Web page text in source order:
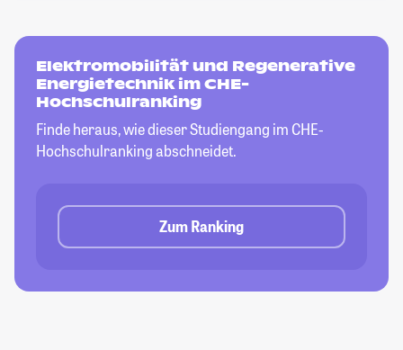
Elektromobilität und Regenerative
Energietechnik im CHE-
Hochschulranking
Finde heraus, wie dieser Studiengang im CHE-
Hochschulranking abschneidet.
Zum Ranking